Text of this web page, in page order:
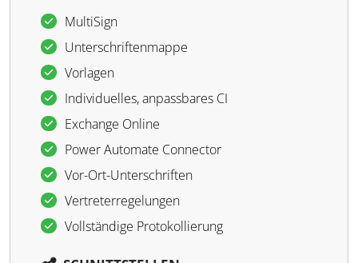
MultiSign
Unterschriftenmappe
Vorlagen
Individuelles, anpassbares CI
Exchange Online
Power Automate Connector
Vor-Ort-Unterschriften
Vertreterregelungen
Vollständige Protokollierung